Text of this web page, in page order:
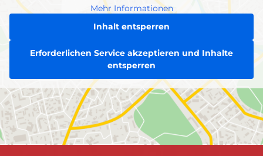
Mehr Informationen
Inhalt entsperren
Erforderlichen Service akzeptieren und Inhalte
entsperren